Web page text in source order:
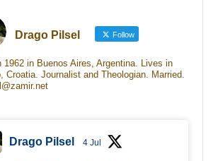
Drago Pilsel Follow
1962 in Buenos Aires, Argentina. Lives in
Croatia. Journalist and Theologian. Married.
Drago Pilsel 4 Jul